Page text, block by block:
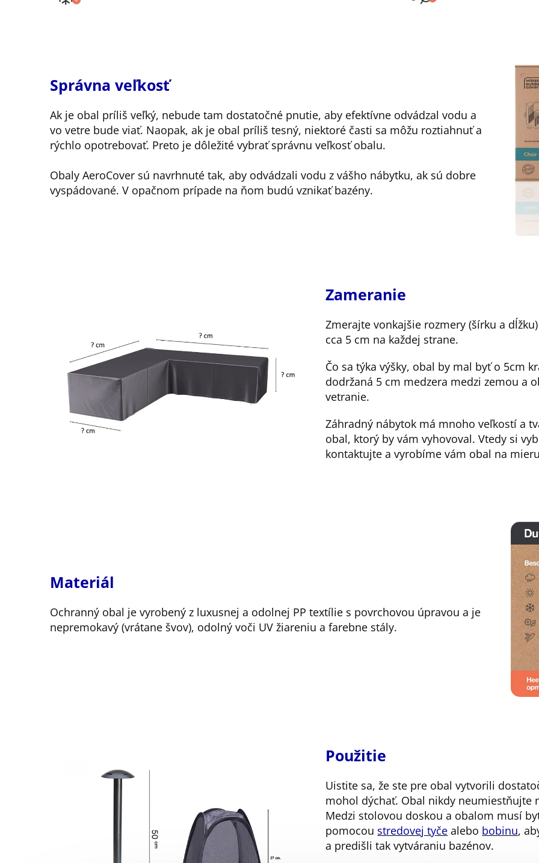
Správna veľkosť
Ak je obal príliš veľký, nebude tam dostatočné pnutie, aby efektívne odvádzal vodu a
vo vetre bude viať. Naopak, ak je obal príliš tesný, niektoré časti sa môžu roztiahnuť a
rýchlo opotrebovať. Preto je dôležité vybrať správnu veľkosť obalu.
Obaly AeroCover sú navrhnuté tak, aby odvádzali vodu z vášho nábytku, ak sú dobre
vyspádované. V opačnom prípade na ňom budú vznikať bazény.
Zameranie
Zmerajte vonkajšie rozmery (šírku a
cca 5 cm na každej strane.
Čo sa týka výšky, obal by mal byť o 5cm
dodržaná 5 cm medzera medzi zemou a
vetranie.
Záhradný nábytok má mnoho veľkostí a
obal, ktorý by vám vyhovoval. Vtedy si
kontaktujte a vyrobíme vám obal na
Materiál
Ochranný obal je vyrobený z luxusnej a odolnej PP textílie s povrchovou úpravou a je
nepremokavý (vrátane švov), odolný voči UV žiareniu a farebne stály.
Použitie
Uistite sa, že ste pre obal vytvorili
mohol dýchať. Obal nikdy neumiestňujte
Medzi stolovou doskou a obalom musí
pomocou stredovej tyče alebo bobinu,
a predišli tak vytváraniu bazénov.